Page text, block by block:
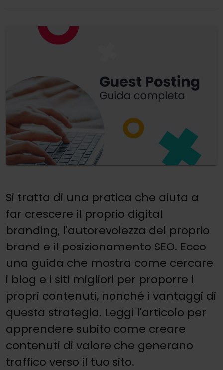
Si tratta di una pratica che aiuta a
far crescere il proprio digital
branding, l'autorevolezza del proprio
brand e il posizionamento SEO. Ecco
una guida che mostra come cercare
i blog e i siti migliori per proporre i
propri contenuti, nonché i vantaggi di
questa strategia. Leggi l'articolo per
apprendere subito come creare
contenuti di valore che generano
traffico verso il tuo sito.